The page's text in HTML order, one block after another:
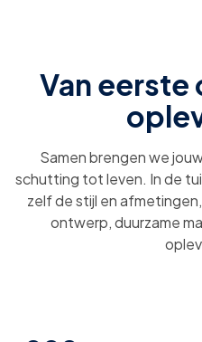
Van
Samen brengen we
schutting tot leven. In de
zelf de stijl en
ontwerp, duurzame